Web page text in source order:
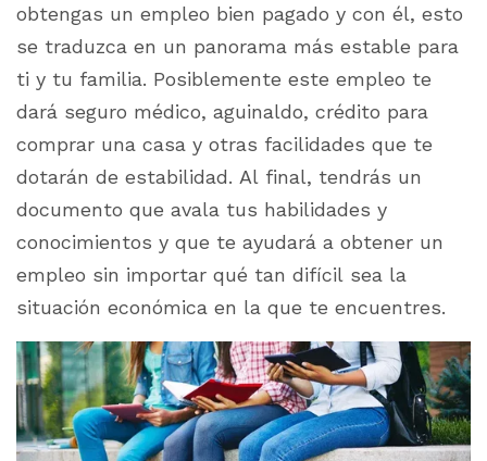
obtengas un empleo bien pagado y con él, esto
se traduzca en un panorama más estable para
ti y tu familia. Posiblemente este empleo te
dará seguro médico, aguinaldo, crédito para
comprar una casa y otras facilidades que te
dotarán de estabilidad. Al final, tendrás un
documento que avala tus habilidades y
conocimientos y que te ayudará a obtener un
empleo sin importar qué tan difícil sea la
situación económica en la que te encuentres.